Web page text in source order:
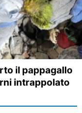
il pappagallo
intrappolato